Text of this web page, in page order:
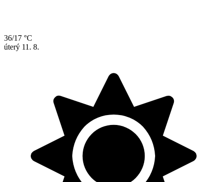
36/17 °C
úterý 11. 8.